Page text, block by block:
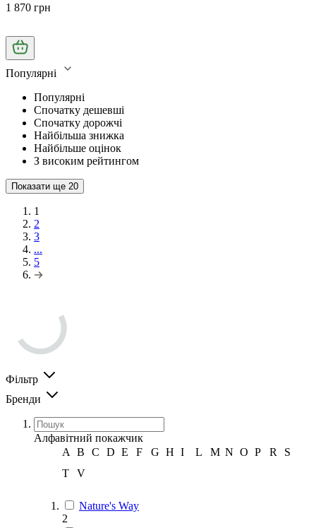
1 870 грн
Популярні
Популярні
Спочатку дешевші
Спочатку дорожчі
Найбільша знижка
Найбільше оцінок
З високим рейтингом
Показати ще 20
1
2
3
...
5
Фільтр
Бренди
Алфавітний покажчик
A
B C D E F G H I L M N O P R
S
T
V
Nature's Way
2